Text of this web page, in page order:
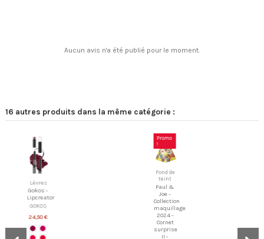
Aucun avis n'a été publié pour le moment.
16 autres produits dans la même catégorie :
Lèvres
Gokos -
Lipcreator
GOKOS
24,50 €
Fond de
Paul &
Collection
maquillage
2024 -
Cornet
surprise